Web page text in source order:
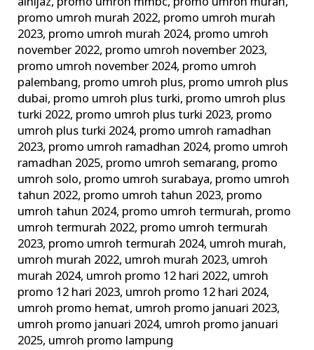
promo umroh murah 2022, promo umroh murah
2023, promo umroh murah 2024, promo umroh
november 2022, promo umroh november 2023,
promo umroh november 2024, promo umroh
palembang, promo umroh plus, promo umroh plus
dubai, promo umroh plus turki, promo umroh plus
turki 2022, promo umroh plus turki 2023, promo
umroh plus turki 2024, promo umroh ramadhan
2023, promo umroh ramadhan 2024, promo umroh
ramadhan 2025, promo umroh semarang, promo
umroh solo, promo umroh surabaya, promo umroh
tahun 2022, promo umroh tahun 2023, promo
umroh tahun 2024, promo umroh termurah, promo
umroh termurah 2022, promo umroh termurah
2023, promo umroh termurah 2024, umroh murah,
umroh murah 2022, umroh murah 2023, umroh
murah 2024, umroh promo 12 hari 2022, umroh
promo 12 hari 2023, umroh promo 12 hari 2024,
umroh promo hemat, umroh promo januari 2023,
umroh promo januari 2024, umroh promo januari
2025, umroh promo lampung